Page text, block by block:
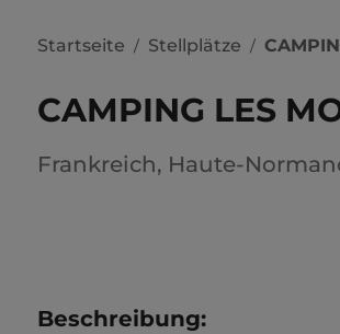
Startseite / Stellplätze /
CAMPING LES
Frankreich, Haute-
Beschreibung: